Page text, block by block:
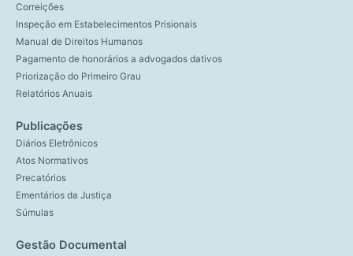
Correições
Inspeção em Estabelecimentos Prisionais
Manual de Direitos Humanos
Pagamento de honorários a advogados dativos
Priorização do Primeiro Grau
Relatórios Anuais
Publicações
Diários Eletrônicos
Atos Normativos
Precatórios
Ementários da Justiça
Súmulas
Gestão Documental